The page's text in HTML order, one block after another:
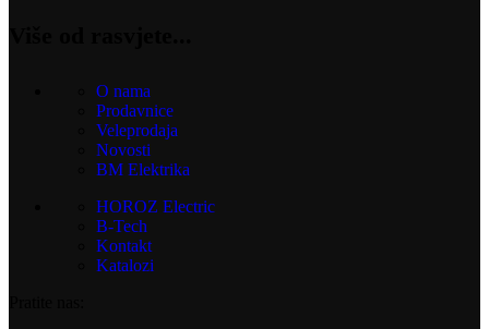
O nama
Prodavnice
Veleprodaja
Novosti
BM Elektrika
HOROZ Electric
B-Tech
Kontakt
Katalozi